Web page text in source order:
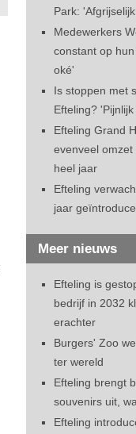
Park:
Medewerkers
constant op
oké'
Is stoppen met
Efteling?
Efteling Grand
evenveel
heel jaar
Efteling
jaar
Meer nieuws
Efteling is
bedrijf in 2032
erachter
Burgers' Zoo
ter wereld
Efteling brengt
souvenirs uit,
Efteling